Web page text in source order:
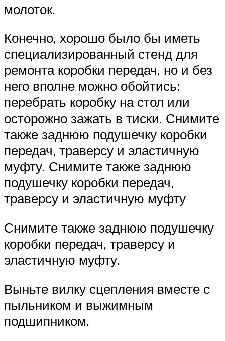
молоток.
Конечно, хорошо было бы иметь
специализированный стенд для
ремонта коробки передач, но и без
него вполне можно обойтись:
перебрать коробку на стол или
осторожно зажать в тиски. Снимите
также заднюю подушечку коробки
передач, траверсу и эластичную
муфту. Снимите также заднюю
подушечку коробки передач,
траверсу и эластичную муфту
Снимите также заднюю подушечку
коробки передач, траверсу и
эластичную муфту.
Выньте вилку сцепления вместе с
пыльником и выжимным
подшипником.